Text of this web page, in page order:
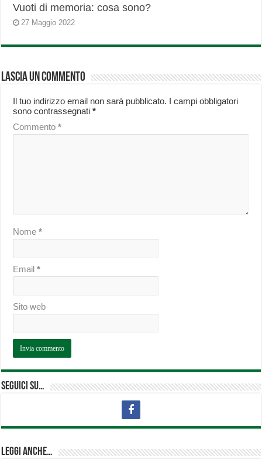
Vuoti di memoria: cosa sono?
27 Maggio 2022
Lascia un commento
Il tuo indirizzo email non sarà pubblicato. I campi obbligatori
sono contrassegnati*
Commento*
Nome*
Email*
Sito web
Seguici su…
Leggi anche…